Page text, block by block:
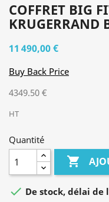
COFFRET BIG
KRUGERRAND
11 490,00 €
Buy Back Price
4349.50 €
HT
Quantité

 De stock, délai de